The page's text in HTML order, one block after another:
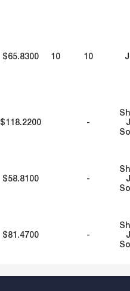
$65.8300 10 10
$118.2200 -
$58.8100 -
$81.4700 -